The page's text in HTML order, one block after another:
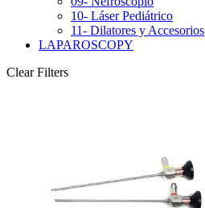
10- Láser Pediátrico
11- Dilatores y Accesorios
LAPAROSCOPY
Clear Filters